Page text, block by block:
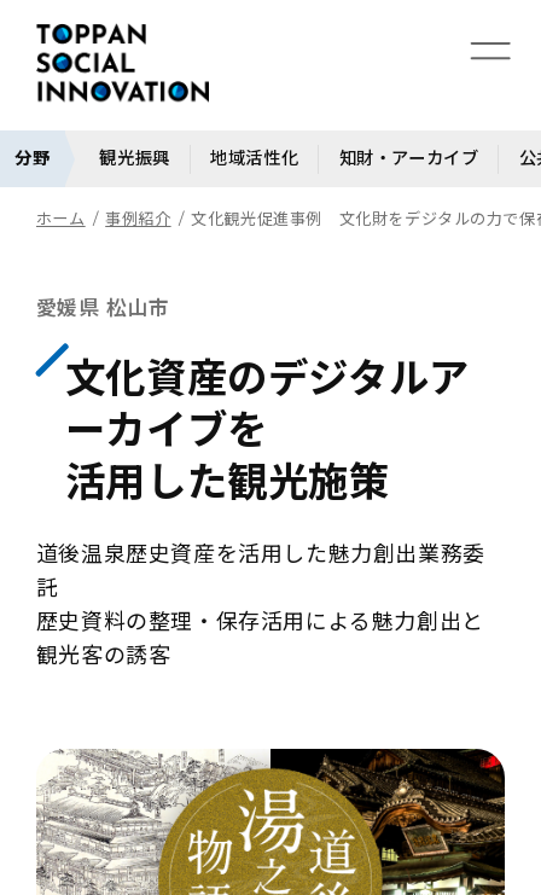
分野 観光振興 地域活性化 知財・アーカイブ
ホーム 事例紹介 文化観光促進事例 文化財をデジタルの力で保
愛媛県 松山市
文化資産のデジタルア
ーカイブを
活用した観光施策
道後温泉歴史資産を活用した魅力創出業務委
託
歴史資料の整理・保存活用による魅力創出と
観光客の誘客